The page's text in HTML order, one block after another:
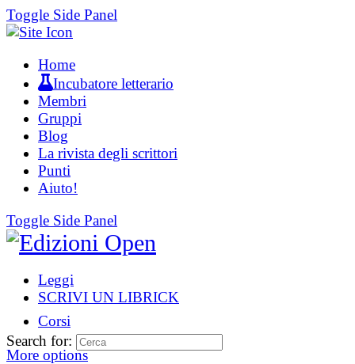
Toggle Side Panel
Home
Incubatore letterario
Membri
Gruppi
Blog
La rivista degli scrittori
Punti
Aiuto!
Toggle Side Panel
Leggi
SCRIVI UN LIBRICK
Corsi
More options
Search for: